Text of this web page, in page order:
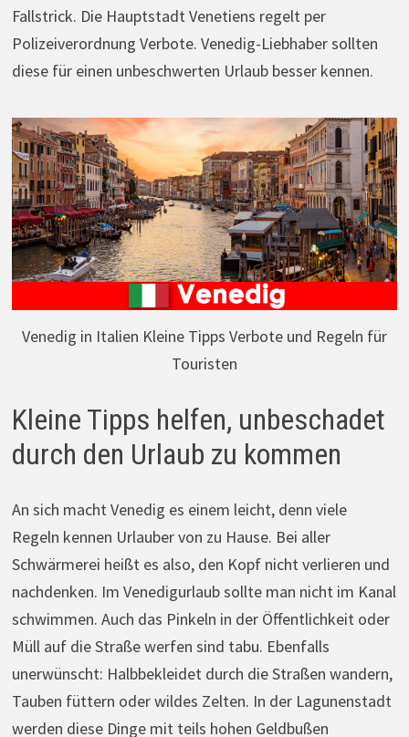
Fallstrick. Die Hauptstadt Venetiens regelt per
Polizeiverordnung Verbote. Venedig-Liebhaber sollten
diese für einen unbeschwerten Urlaub besser kennen.
Venedig in Italien Kleine Tipps Verbote und Regeln für
Touristen
Kleine Tipps helfen, unbeschadet
durch den Urlaub zu kommen
An sich macht Venedig es einem leicht, denn viele
Regeln kennen Urlauber von zu Hause. Bei aller
Schwärmerei heißt es also, den Kopf nicht verlieren und
nachdenken. Im Venedigurlaub sollte man nicht im Kanal
schwimmen. Auch das Pinkeln in der Öffentlichkeit oder
Müll auf die Straße werfen sind tabu. Ebenfalls
unerwünscht: Halbbekleidet durch die Straßen wandern,
Tauben füttern oder wildes Zelten. In der Lagunenstadt
werden diese Dinge mit teils hohen Geldbußen